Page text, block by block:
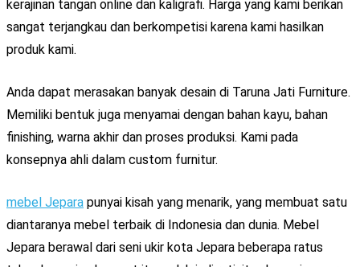
kerajinan tangan online dan kaligrafi. Harga yang kami berikan
sangat terjangkau dan berkompetisi karena kami hasilkan
produk kami.
Anda dapat merasakan banyak desain di Taruna Jati Furniture.
Memiliki bentuk juga menyamai dengan bahan kayu, bahan
finishing, warna akhir dan proses produksi. Kami pada
konsepnya ahli dalam custom furnitur.
mebel Jepara punyai kisah yang menarik, yang membuat satu
diantaranya mebel terbaik di Indonesia dan dunia. Mebel
Jepara berawal dari seni ukir kota Jepara beberapa ratus